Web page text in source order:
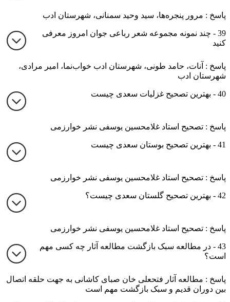
پاسخ : مرور پنجره‌ها، سید وحید سمنانی، شهرستان ادب
39 - چند نمونه مجموعه شعر رباعی جوان امروز معرفی
کنید
پاسخ : آنات، حامد طونی، شهرستان ادب خواب‌نما، امیر مرادی،
شهرستان ادب
40 - بهترین تصحیح غزلیات سعدی چیست
پاسخ : تصحیح استاد غلامحسین یوسفی نشر خوارزمی
41 - بهترین تصحیح بوستان سعدی چیست
پاسخ : تصحیح استاد غلامحسین یوسفی نشر خوارزمی
42 - بهترین تصحیح گلستان سعدی چیست؟
پاسخ : تصحیح استاد غلامحسین یوسفی نشر خوارزمی
43 - در مطالعه سبک بازگشت مطالعه آثار چه کسی مهم
است؟
پاسخ : مطالعه آثار فتحعلی خان صبای کاشانی به جهت حلقه اتصال
بین دوران قدیم و سبک بازگشت مهم است